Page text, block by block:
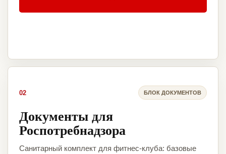
02 БЛОК ДОКУМЕНТОВ
Документы для
Роспотребнадзора
Санитарный комплект для фитнес-клуба: базовые